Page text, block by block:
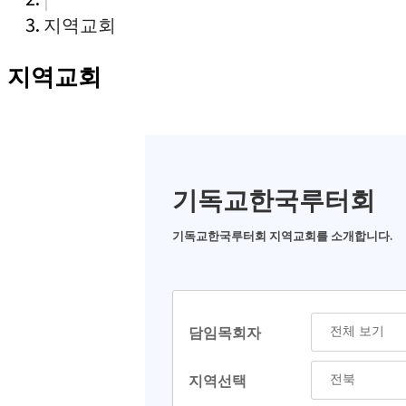
지역교회
지역교회
기독교한국루터회
기독교한국루터회 지역교회를 소개합니다.
담임목회자
지역선택